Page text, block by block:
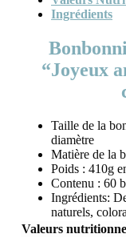
Ingrédients
“Joyeux
Taille de la
diamètre
Matière de la
Poids : 410g
Contenu : 60
Ingrédients:
naturels,
Valeurs